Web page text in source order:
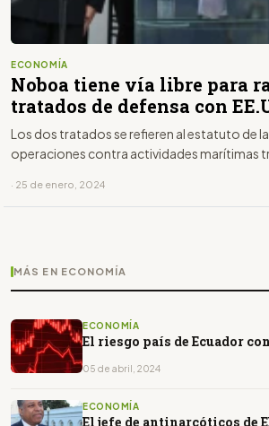
ECONOMÍA
Noboa tiene vía libre para
tratados de defensa con
Los dos tratados se refieren al estatuto de
operaciones contra actividades marítimas
· 25 de enero, 2024
MÁS EN ECONOMÍA
ECONOMÍA
El riesgo país de Ecuador
05 de abril, 2024
ECONOMÍA
El jefe de antinarcóticos de